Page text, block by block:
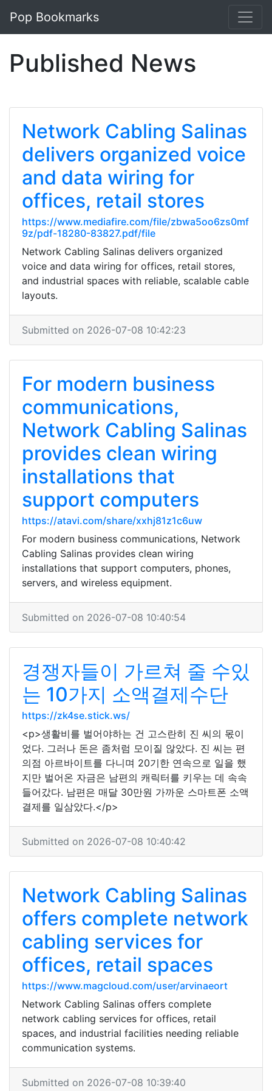
Pop Bookmarks
Published News
Network Cabling Salinas
delivers organized voice
and data wiring for
offices, retail stores
https://www.mediafire.com/file/zbwa5oo6zs0mf
9z/pdf-18280-83827.pdf/file
Network Cabling Salinas delivers organized
voice and data wiring for offices, retail stores,
and industrial spaces with reliable, scalable cable
layouts.
Submitted on 2026-07-08 10:42:23
For modern business
communications,
Network Cabling Salinas
provides clean wiring
installations that
support computers
https://atavi.com/share/xxhj81z1c6uw
For modern business communications, Network
Cabling Salinas provides clean wiring
installations that support computers, phones,
servers, and wireless equipment.
Submitted on 2026-07-08 10:40:54
경쟁자들이 가르쳐 줄 수있
는 10가지 소액결제수단
https://zk4se.stick.ws/
<p>생활비를 벌어야하는 건 고스란히 진 씨의 몫이
었다. 그러나 돈은 좀처럼 모이질 않았다. 진 씨는 편
의점 아르바이트를 다니며 20기한 연속으로 일을 했
지만 벌어온 자금은 남편의 캐릭터를 키우는 데 속속
들어갔다. 남편은 매달 30만원 가까운 스마트폰 소액
결제를 일삼았다.</p>
Submitted on 2026-07-08 10:40:42
Network Cabling Salinas
offers complete network
cabling services for
offices, retail spaces
https://www.magcloud.com/user/arvinaeort
Network Cabling Salinas offers complete
network cabling services for offices, retail
spaces, and industrial facilities needing reliable
communication systems.
Submitted on 2026-07-08 10:39:40